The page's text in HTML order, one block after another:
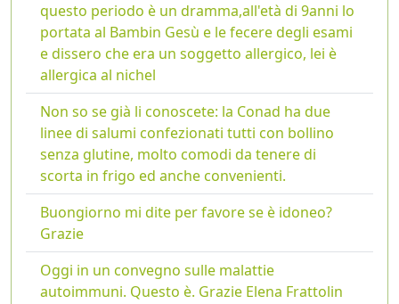
questo periodo è un dramma,all'età di 9anni lo
portata al Bambin Gesù e le fecere degli esami
e dissero che era un soggetto allergico, lei è
allergica al nichel
Non so se già li conoscete: la Conad ha due
linee di salumi confezionati tutti con bollino
senza glutine, molto comodi da tenere di
scorta in frigo ed anche convenienti.
Buongiorno mi dite per favore se è idoneo?
Grazie
Oggi in un convegno sulle malattie
autoimmuni. Questo è. Grazie Elena Frattolin